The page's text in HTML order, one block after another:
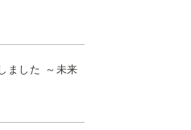
ました ～未来